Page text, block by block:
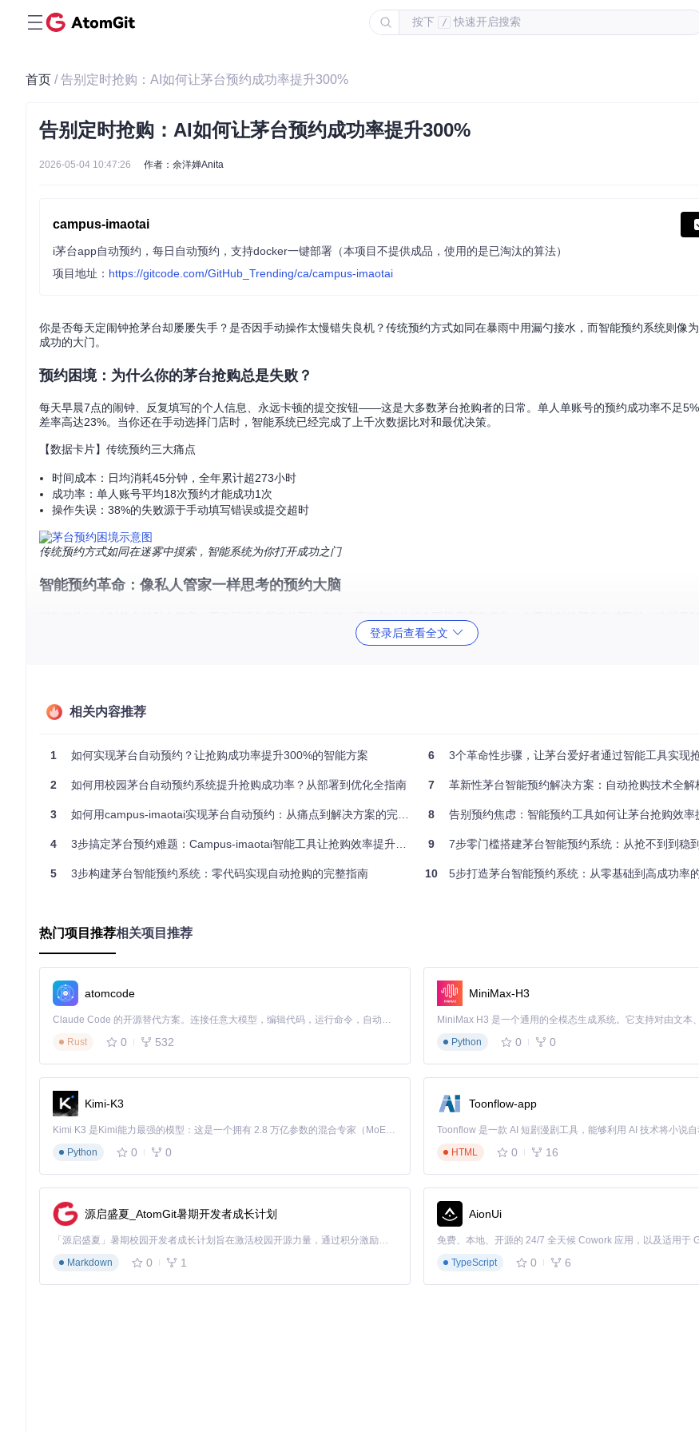
按下 / 快速开启搜索
首页 / 告别定时抢购：AI如何让茅台预约成功率提升300%
告别定时抢购：AI如何让茅台预约成功率提升300%
2026-05-04 10:47:26 作者：余洋婵Anita
campus-imaotai
i茅台app自动预约，每日自动预约，支持docker一键部署（本项目不提供成品，使用的是已淘汰的算法）
项目地址： https://gitcode.com/GitHub_Trending/ca/campus-imaotai
你是否每天定闹钟抢茅台却屡屡失手？是否因手动操作太慢错失良机？传统预约方式如同在暴雨中用漏勺接水，而智能预约系统则像
成功的大门。
预约困境：为什么你的茅台抢购总是失败？
每天早晨7点的闹钟、反复填写的个人信息、永远卡顿的提交按钮——这是大多数茅台抢购者的日常。单人单账号的预约成功率不足
差率高达23%。当你还在手动选择门店时，智能系统已经完成了上千次数据比对和最优决策。
【数据卡片】传统预约三大痛点
时间成本：日均消耗45分钟，全年累计超273小时
成功率：单人账号平均18次预约才能成功1次
操作失误：38%的失败源于手动填写错误或提交超时
传统预约方式如同在迷雾中摸索，智能系统为你打开成功之门
智能预约革命：像私人管家一样思考的预约大脑
试转变为科学决策。
茅台预约智能系统操作日志界面，实时显示多账号预约状态与结果，让每一次预约都有数据支撑
真实用户故事：他们如何用智能系统改变预约命运
王女士 | 企业财务作为茅台收藏爱好者，王女士曾每天定3个闹钟抢购，半年仅成功2次。使用智能系统后，通过3个家庭账号协同预约
得2-3瓶茅台，"最神奇的是系统会避开我的会议时间自动操作，完全不影响工作"。
2%，"现在客户都主动加钱让我帮忙预约，这成了我的新业务增长点"。
指标
成功率
时间投入
45分钟/天 5分钟/周
97%减少
账号利用率
单账号
秘诀一：账号矩阵布局
不是作弊，而是概率学的合理应用。
数据分析显示，工作日上午9:00-10:00和下午15:00-16:00的成功率比其他时段高47%。智能系统会自动避开凌晨和深夜的低成功率时
有所值。
登录后查看全文
相关内容推荐
1 如何实现茅台自动预约？让抢购成功率提升300%的智能方案
2 如何用校园茅台自动预约系统提升抢购成功率？从部署到优化全指南
3 如何用campus-imaotai实现茅台自动预约：从痛点到解决方案的完整指南
4 3步搞定茅台预约难题：Campus-imaotai智能工具让抢购效率提升300%
5 3步构建茅台智能预约系统：零代码实现自动抢购的完整指南
6 3个革命性步骤，让茅台爱好者通过智能工具实现
7 革新性茅台智能预约解决方案：自动抢购技术全解
8 告别预约焦虑：智能预约工具如何让茅台抢购效率
9 7步零门槛搭建茅台智能预约系统：从抢不到到稳
10 5步打造茅台智能预约系统：从零基础到高成功率
热门项目推荐相关项目推荐
atomcode
Claude Code 的开源替代方案。连接任意大模型，编辑代码，运行命令，自动验证 — 全自动执行。用 Rust 构建，极致性能。 ｜ An open-source alternative to Claude Code. Connect any LLM, edit code, run commands, and verify changes — autonomously. Built in Rust for speed. Get Started
Rust
0 532
MiniMax-H3
Python
0 0
Kimi-K3
Kimi K3 是Kimi能力最强的模型：这是一个拥有 2.8 万亿参数的混合专家（MoE）模型，具备原生视觉理解能力，并支持 100 万 token 的上下文窗口。
Python
0 0
Toonflow-app
HTML
0 16
源启盛夏_AtomGit暑期开发者成长计划
「源启盛夏」暑期校园开发者成长计划旨在激活校园开源力量，通过积分激励、认证扶持、资源倾斜等形式，引导高校组织和开发者完成「入驻 — 建项目 — 做贡献 — 获认证 — 得资源」的完整闭环。无论你是想带领社团入驻平台的组织者，还是希望用代码贡献证明自己的开发者，都能在这里找到属于你的成长路径。
Markdown
0 1
AionUi
TypeScript
0 6